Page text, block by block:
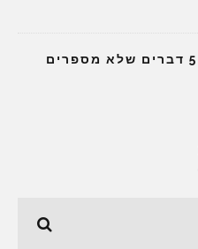
הוזמנתם לשבוע ביאכטה? 5 דברים שלא מספרים